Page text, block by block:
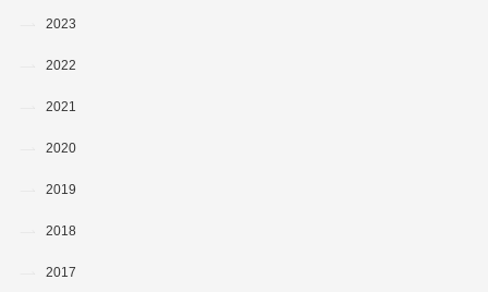
2023
2022
2021
2020
2019
2018
2017